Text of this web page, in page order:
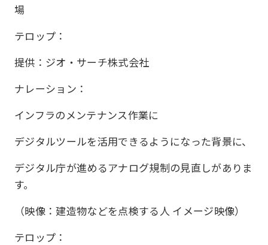
場
テロップ：
提供：ジオ・サーチ株式会社
ナレーション：
インフラのメンテナンス作業に
デジタルツールを活用できるようになった背景に、
デジタル庁が進めるアナログ規制の見直しがありま
す。
（映像：建造物などを点検する人 イメージ映像）
テロップ：